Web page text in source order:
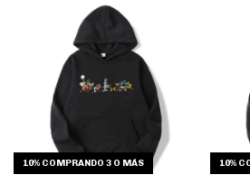
10% COMPRANDO 3 O MÁS 10%